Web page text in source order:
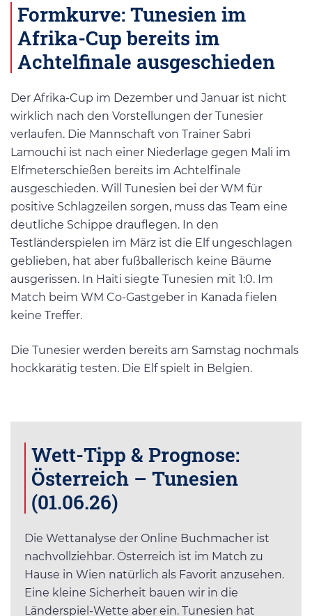
Formkurve: Tunesien im
Afrika-Cup bereits im
Achtelfinale ausgeschieden
Der Afrika-Cup im Dezember und Januar ist nicht
wirklich nach den Vorstellungen der Tunesier
verlaufen. Die Mannschaft von Trainer Sabri
Lamouchi ist nach einer Niederlage gegen Mali im
Elfmeterschießen bereits im Achtelfinale
ausgeschieden. Will Tunesien bei der WM für
positive Schlagzeilen sorgen, muss das Team eine
deutliche Schippe drauflegen. In den
Testländerspielen im März ist die Elf ungeschlagen
geblieben, hat aber fußballerisch keine Bäume
ausgerissen. In Haiti siegte Tunesien mit 1:0. Im
Match beim WM Co-Gastgeber in Kanada fielen
keine Treffer.
Die Tunesier werden bereits am Samstag nochmals
hockkarätig testen. Die Elf spielt in Belgien.
Wett-Tipp & Prognose:
Österreich – Tunesien
(01.06.26)
Die Wettanalyse der Online Buchmacher ist
nachvollziehbar. Österreich ist im Match zu
Hause in Wien natürlich als Favorit anzusehen.
Eine kleine Sicherheit bauen wir in die
Länderspiel-Wette aber ein. Tunesien hat